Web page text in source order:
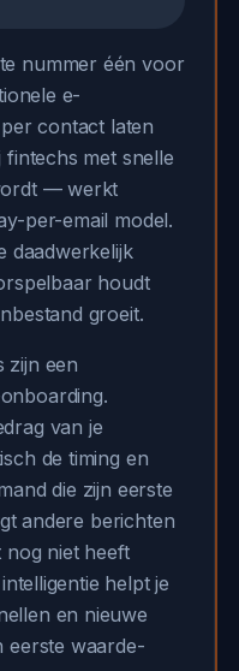
nummer één voor
e-
contact laten
met snelle
— werkt
per-email model.
daadwerkelijk
houdt
groeit.
zijn een
van je
de timing en
die zijn eerste
andere berichten
nog niet heeft
helpt je
en nieuwe
eerste waarde-